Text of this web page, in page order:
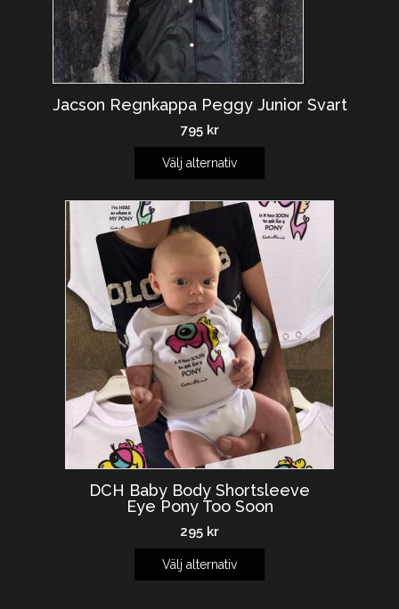
Jacson Regnkappa Peggy Junior Svart
795 kr
Välj alternativ
DCH Baby Body Shortsleeve
Eye Pony Too Soon
295 kr
Välj alternativ